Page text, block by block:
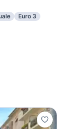
Euro 3